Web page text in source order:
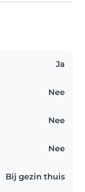
Ja
Nee
Nee
Nee
Bij gezin thuis